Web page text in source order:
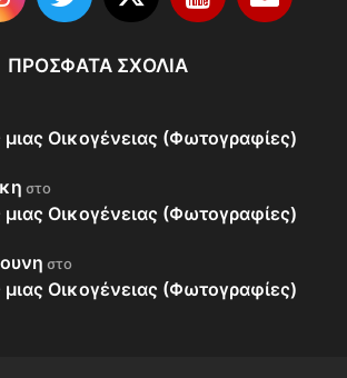
ΠΡΌΣΦΑΤΑ ΣΧΌΛΙΑ
μιας Οικογένειας (Φωτογραφίες)
στο
μιας Οικογένειας (Φωτογραφίες)
στο
μιας Οικογένειας (Φωτογραφίες)